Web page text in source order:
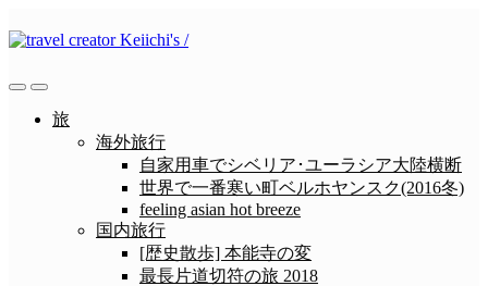
ン
ン
検
メ
ニ 旅
海外旅行
自家用車でシベリア･ユーラシア大陸横断
世界で一番寒い町ベルホヤンスク(2016冬)
feeling asian hot breeze
国内旅行
[歴史散歩] 本能寺の変
最長片道切符の旅 2018